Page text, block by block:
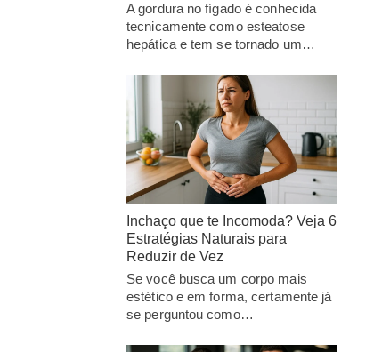
A gordura no fígado é conhecida
tecnicamente como esteatose
hepática e tem se tornado um…
Inchaço que te Incomoda? Veja 6
Estratégias Naturais para
Reduzir de Vez
Se você busca um corpo mais
estético e em forma, certamente já
se perguntou como…